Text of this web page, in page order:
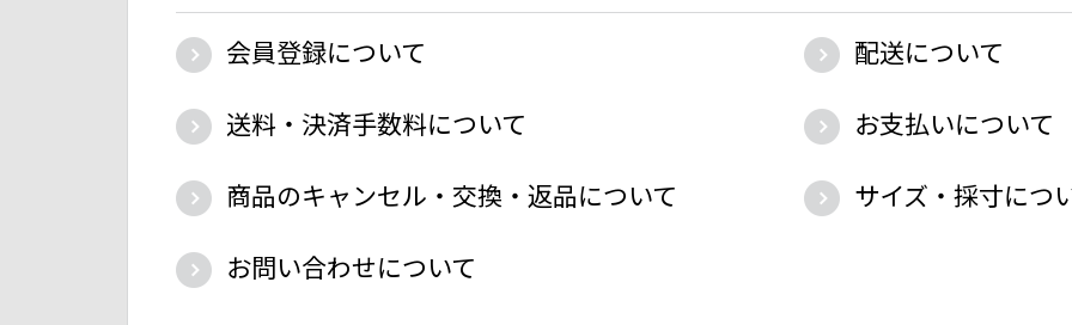
会員登録について
配送について
送料・決済手数料について
お支払いについて
商品のキャンセル・交換・返品について
サイズ・採寸につ
お問い合わせについて